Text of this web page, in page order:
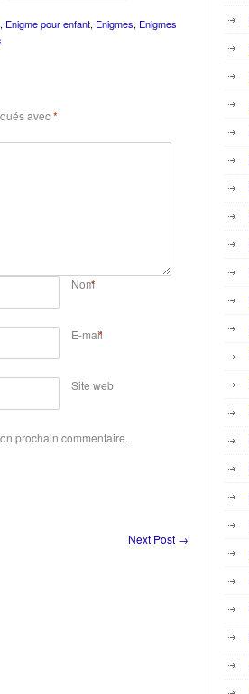
, Enigme pour enfant, Enigmes, Enigmes
avec*
Nom*
E-mail
*
Site web
prochain commentaire.
Next Post →